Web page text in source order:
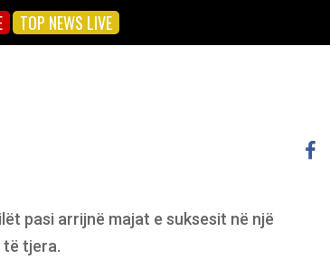
TOP NEWS LIVE
pasi arrijnë majat e suksesit në një
të tjera.